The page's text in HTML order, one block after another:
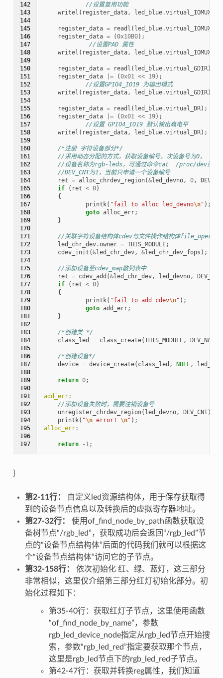
142
143
144
145
146
147
148
149
150
151
152
153
154
155
156
157
158
159
160
161
162
163
164
165
166
167
168
169
170
171
172
173
174
175
176
177
178
179
180
181
182
183
184
185
186
187
188
189
190
191
192
193
194
195
196
197
//设置复用功能
writel ( register_data, led_blue.
register_data = readl ( led_blue.
register_data = (0x10B0);
//设置PAD 属性
writel ( register_data, led_blue.
register_data = readl ( led_blue.virtual_GDIR);
register_data
|= (0x01 << 19);
//设置GPIO4_IO19 为输出模式
writel ( register_data, led_blue.virtual_GDIR);
register_data = readl ( led_blue.virtual_DR);
register_data
|= (0x01 << 19);
//设置 GPIO4_IO19 默认输出高电平
writel ( register_data, led_blue.virtual_DR);
/*注册 字符设备部分*/
//采用动态分配的方式，获取设备编号，次设备号为0，
//设备名称为rgb-leds，可通过命令cat  /proc/devices
//DEV_CNT为1，当前只申请一个设备编号
ret = alloc_chrdev_region(&led_devno, 0,
if
( ret < 0)
{
printk( "fail to alloc led_devno\n" );
goto alloc_err;
}
//关联字符设备结构体cdev与文件操作结构体
led_chr_dev.owner = THIS_MODULE;
cdev_init (&led_chr_dev, &led_chr_dev_fops );
//添加设备至cdev_map散列表中
ret = cdev_add (&led_chr_dev, led_devno, DEV_CNT
if
( ret < 0)
{
printk( "fail to add cdev\n" );
goto add_err;
}
/*创建类 */
class_led
= class_create(THIS_MODULE, DEV_NAME
/*创建设备*/
device = device_create( class_led , NULL ,
return 0;
add_err:
//添加设备失败时，需要注销设备号
unregister_chrdev_region( led_devno, DEV_CNT);
printk( "\n error! \n" );
alloc_err:
return -1 ;
}
第2-11行：
自定义led资源结构体，用于保存获取得
到的设备节点信息以及转换后的虚拟寄存器地址。
第27-32行：
使用of_find_node_by_path函数获取设
备树节点“/rgb_led”，获取成功后会返回“/rgb_led”节
点的“设备节点结构体”后面的代码我们就可以根据这
个“设备节点结构体”访问它的子节点。
第32-158行：
依次初始化 红、绿、蓝灯，这三部分
非常相似，这里仅介绍第三部分红灯初始化部分。初
始化过程如下：
第35-40行：获取红灯子节点，这里使用函数
“of_find_node_by_name”，参数
rgb_led_device_node指定从rgb_led节点开始搜
索，参数“rgb_led_red”指定要获取那个节点，
这里是rgb_led节点下的rgb_led_red子节点。
第42-47行：获取并转换reg属性，我们知道